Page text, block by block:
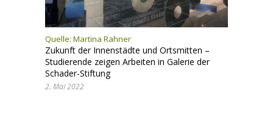
Quelle: Martina Rahner
Zukunft der Innenstädte und Ortsmitten –
Studierende zeigen Arbeiten in Galerie der
Schader-Stiftung
2. Mai 2022